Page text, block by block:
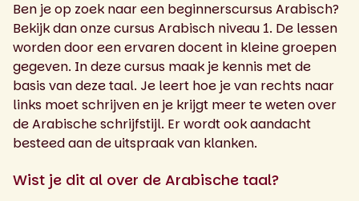
Ben je op zoek naar een beginnerscursus Arabisch?
Bekijk dan onze cursus Arabisch niveau 1. De lessen
worden door een ervaren docent in kleine groepen
gegeven. In deze cursus maak je kennis met de
basis van deze taal. Je leert hoe je van rechts naar
links moet schrijven en je krijgt meer te weten over
de Arabische schrijfstijl. Er wordt ook aandacht
besteed aan de uitspraak van klanken.
Wist je dit al over de Arabische taal?